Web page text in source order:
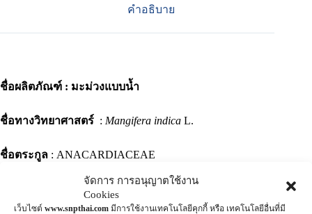
จัดการ การอนุญาตใช้งาน
Cookies
เว็บไซต์ www.snpthai.com มีการใช้งานเทคโนโลยีคุกกี้ หรือ เทคโนโลยีอื่นที่มี
คำอธิบาย
ชื่อผลิตภัณฑ์ : มะม่วงแบบน้ำ
ชื่อทางวิทยาศาสตร์ : Mangifera indica L.
ชื่อตระกูล : ANACARDIACEAE
: Mango, Ma-muang (มะม่วง)